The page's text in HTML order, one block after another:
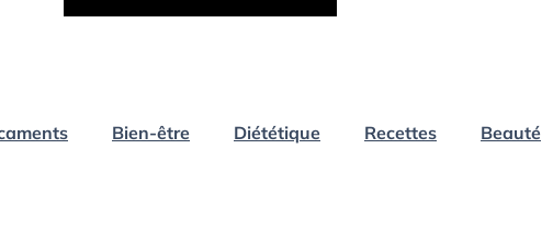
Bien-être Diététique Recettes Beauté